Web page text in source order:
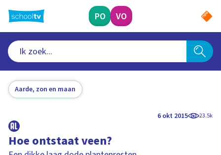
naar
hoofdinhoud
PO VO
Aarde, zon en maan
6 okt 2015 23.5k
Hoe ontstaat veen?